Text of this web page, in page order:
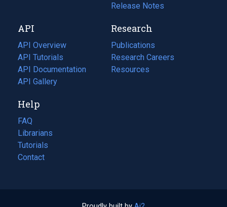
tab)
new
tab)
Release Notes
API
API Overview
API Tutorials
API Documentation
(opens
in
new
tab)
API Gallery
Research
Publications
(opens
in
a
Research Careers
(opens
in
Resources
(opens
Help
FAQ
Librarians
Tutorials
Contact